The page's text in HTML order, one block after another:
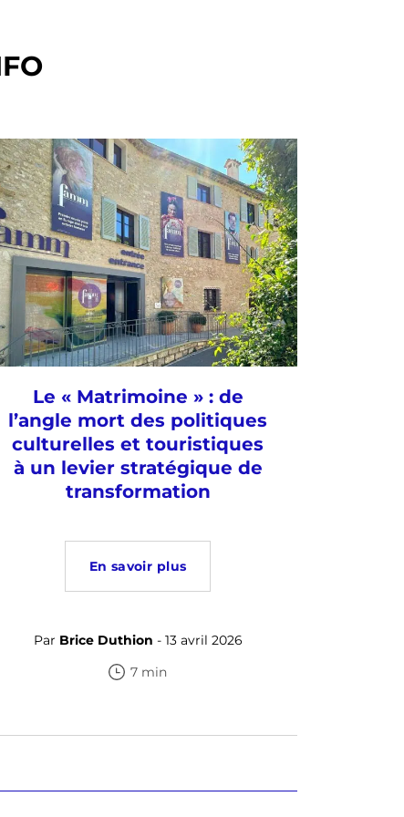
Le « Matrimoine » : de
l’angle mort des politiques
culturelles et touristiques
à un levier stratégique de
transformation
En savoir plus
Par Brice Duthion - 13 avril 2026
7 min